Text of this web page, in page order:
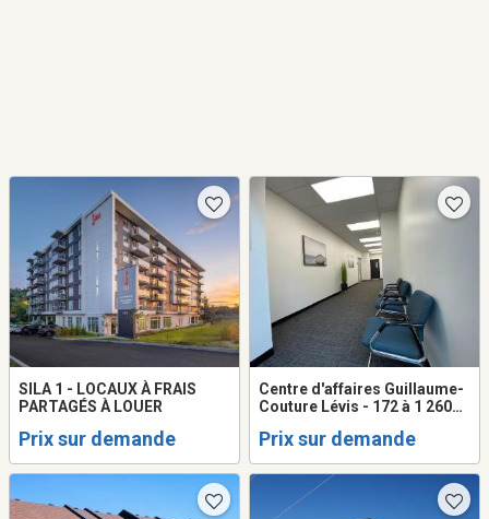
SILA 1 - LOCAUX À FRAIS
PARTAGÉS À LOUER
Prix sur demande
Centre d'affaires Guillaume-
Couture Lévis - 172 à 1 260
Prix sur demande